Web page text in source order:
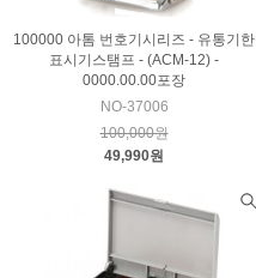
100000 아톰 번호기시리즈 - 유통기한
표시기스탬프 - (ACM-12) -
0000.00.00포장
NO-37006
100,000원
49,990원